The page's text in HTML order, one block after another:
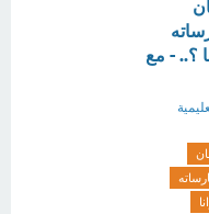
؟.. - مع